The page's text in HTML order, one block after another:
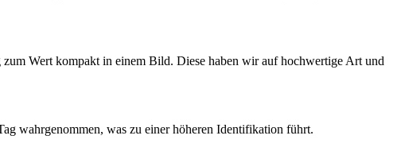
Wert kompakt in einem Bild. Diese haben wir auf hochwertige Art und
wahrgenommen, was zu einer höheren Identifikation führt.